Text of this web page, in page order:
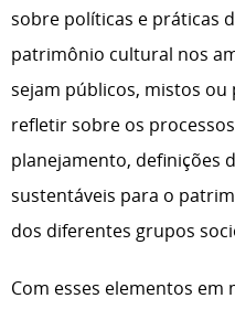
sobre políticas e práticas
patrimônio cultural nos
sejam públicos, mistos ou
refletir sobre os
planejamento, definições
sustentáveis para o
dos diferentes grupos
Com esses elementos em